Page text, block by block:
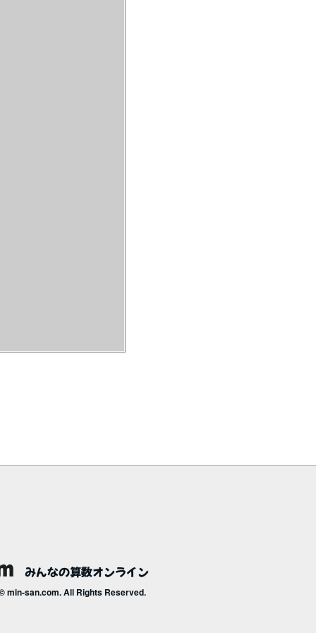
みんなの算数オンライン
min-san.com. All Rights Reserved.